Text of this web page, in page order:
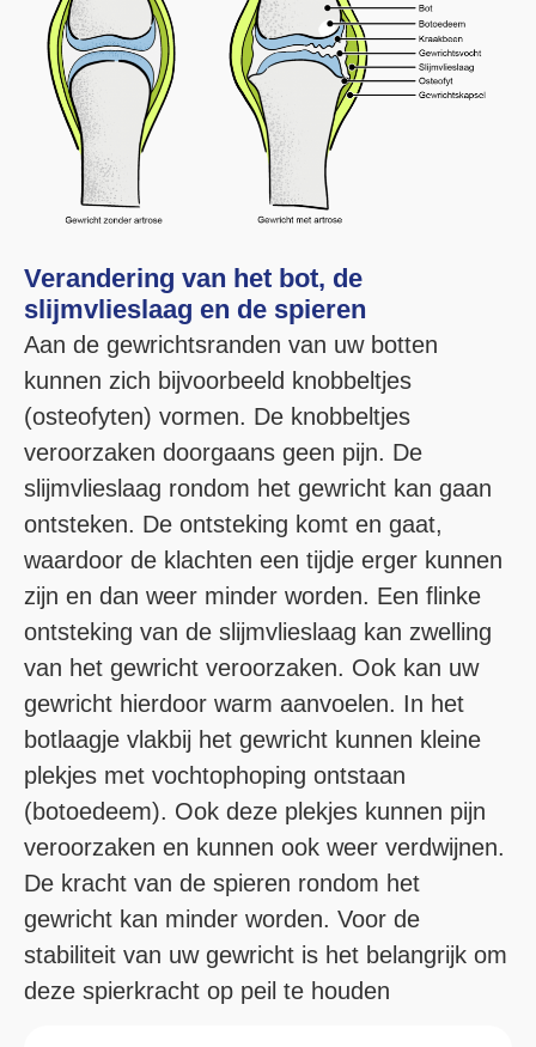
Verandering van het bot, de
slijmvlieslaag en de spieren
Aan de gewrichtsranden van uw botten
kunnen zich bijvoorbeeld knobbeltjes
(osteofyten) vormen. De knobbeltjes
veroorzaken doorgaans geen pijn. De
slijmvlieslaag rondom het gewricht kan gaan
ontsteken. De ontsteking komt en gaat,
waardoor de klachten een tijdje erger kunnen
zijn en dan weer minder worden. Een flinke
ontsteking van de slijmvlieslaag kan zwelling
van het gewricht veroorzaken. Ook kan uw
gewricht hierdoor warm aanvoelen. In het
botlaagje vlakbij het gewricht kunnen kleine
plekjes met vochtophoping ontstaan
(botoedeem). Ook deze plekjes kunnen pijn
veroorzaken en kunnen ook weer verdwijnen.
De kracht van de spieren rondom het
gewricht kan minder worden. Voor de
stabiliteit van uw gewricht is het belangrijk om
deze spierkracht op peil te houden